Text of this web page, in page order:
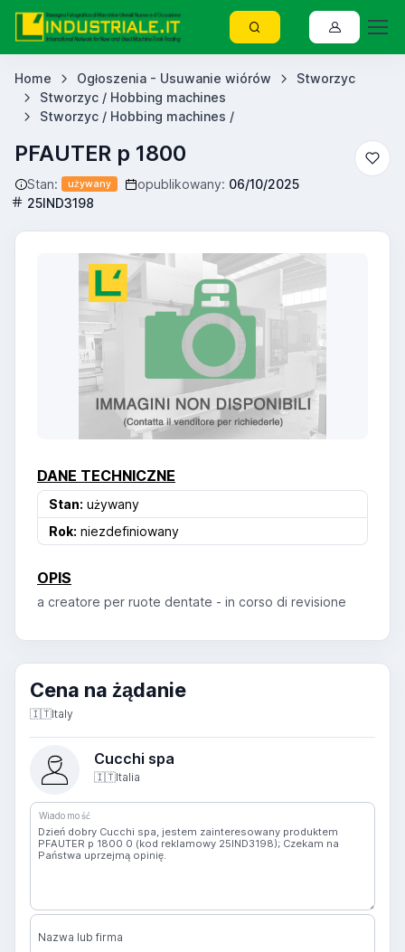
Home Ogłoszenia - Usuwanie wiórów
Stworzyc
Stworzyc / Hobbing machines
Stworzyc / Hobbing machines /
PFAUTER p 1800
Stan: używany opublikowany: 06/10/2025
25IND3198
DANE TECHNICZNE
Stan: używany
Rok: niezdefiniowany
OPIS
a creatore per ruote dentate - in corso di revisione
Cena na żądanie
🇮🇹Italy
Cucchi spa
🇮🇹Italia
Wiadomość
Nazwa lub firma